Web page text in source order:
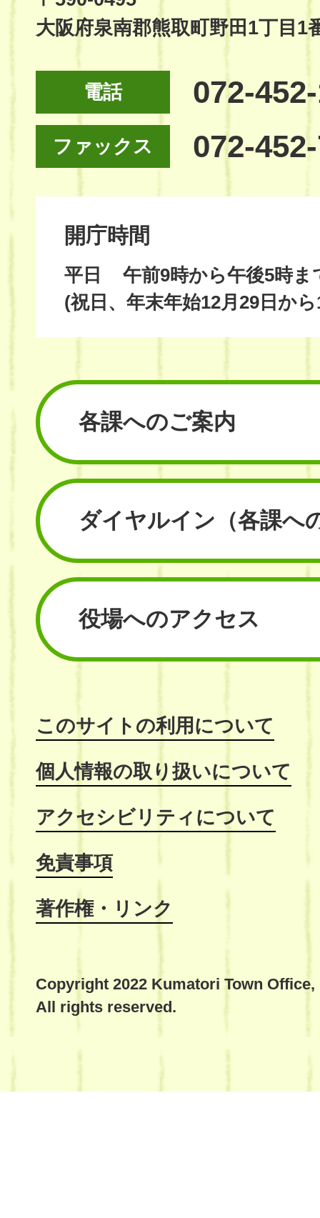
大阪府泉南郡熊取町野田1丁目1
電話 072-
ファックス 072-
開庁時間
平日
午前9時から午後5時ま
(祝日、年末年始12月29日か
各課へのご案内
ダイヤルイン （各課へ
役場へのアクセス
このサイトの利用について
個人情報の取り扱いについて
アクセシビリティについて
免責事項
著作権・リンク
Copyright 2022 Kumatori Town Office,
All rights reserved.